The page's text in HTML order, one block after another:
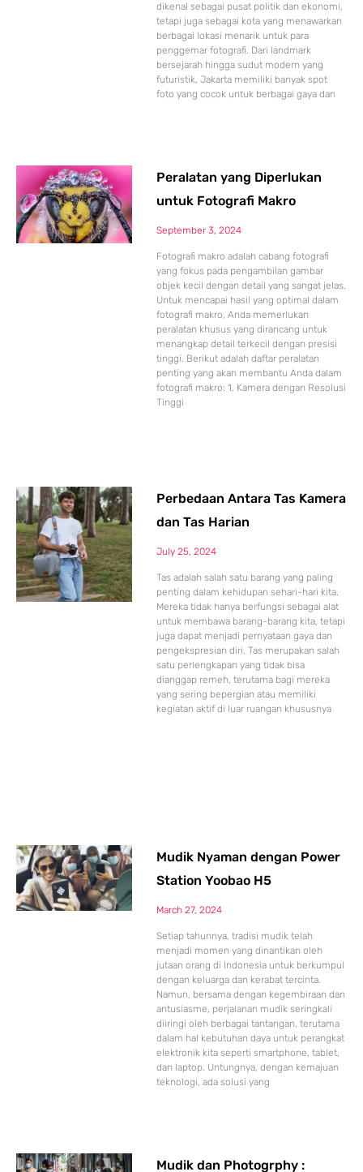
dikenal sebagai pusat politik dan ekonomi,
tetapi juga sebagai kota yang menawarkan
berbagai lokasi menarik untuk para
penggemar fotografi. Dari landmark
bersejarah hingga sudut modern yang
futuristik, Jakarta memiliki banyak spot
foto yang cocok untuk berbagai gaya dan
Peralatan yang Diperlukan
untuk Fotografi Makro
September 3, 2024
Fotografi makro adalah cabang fotografi
yang fokus pada pengambilan gambar
objek kecil dengan detail yang sangat jelas.
Untuk mencapai hasil yang optimal dalam
fotografi makro, Anda memerlukan
peralatan khusus yang dirancang untuk
menangkap detail terkecil dengan presisi
tinggi. Berikut adalah daftar peralatan
penting yang akan membantu Anda dalam
fotografi makro: 1. Kamera dengan Resolusi
Tinggi
Perbedaan Antara Tas Kamera
dan Tas Harian
July 25, 2024
Tas adalah salah satu barang yang paling
penting dalam kehidupan sehari-hari kita.
Mereka tidak hanya berfungsi sebagai alat
untuk membawa barang-barang kita, tetapi
juga dapat menjadi pernyataan gaya dan
pengekspresian diri. Tas merupakan salah
satu perlengkapan yang tidak bisa
dianggap remeh, terutama bagi mereka
yang sering bepergian atau memiliki
kegiatan aktif di luar ruangan khususnya
Mudik Nyaman dengan Power
Station Yoobao H5
March 27, 2024
Setiap tahunnya, tradisi mudik telah
menjadi momen yang dinantikan oleh
jutaan orang di Indonesia untuk berkumpul
dengan keluarga dan kerabat tercinta.
Namun, bersama dengan kegembiraan dan
antusiasme, perjalanan mudik seringkali
diiringi oleh berbagai tantangan, terutama
dalam hal kebutuhan daya untuk perangkat
elektronik kita seperti smartphone, tablet,
dan laptop. Untungnya, dengan kemajuan
teknologi, ada solusi yang
Mudik dan Photogrphy :